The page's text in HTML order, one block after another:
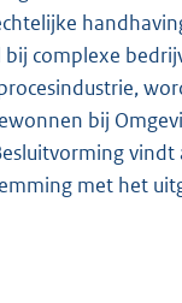
bij complexe
bij
vindt
met het